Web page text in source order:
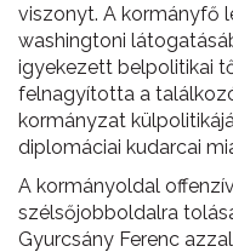
viszonyt. A kormányfő
washingtoni
igyekezett belpolitikai
felnagyította a
kormányzat
diplomáciai kudarcai
A kormányoldal
szélsőjobboldalra
Gyurcsány Ferenc